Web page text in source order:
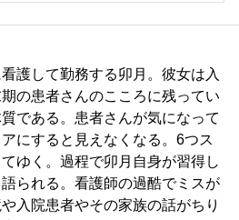
護して勤務する卯月。彼女は入
の患者さんのこころに残ってい
である。患者さんが気になって
にすると見えなくなる。6つス
てゆく。過程で卯月自身が習得し
られる。看護師の過酷でミスが
入院患者やその家族の話がちり